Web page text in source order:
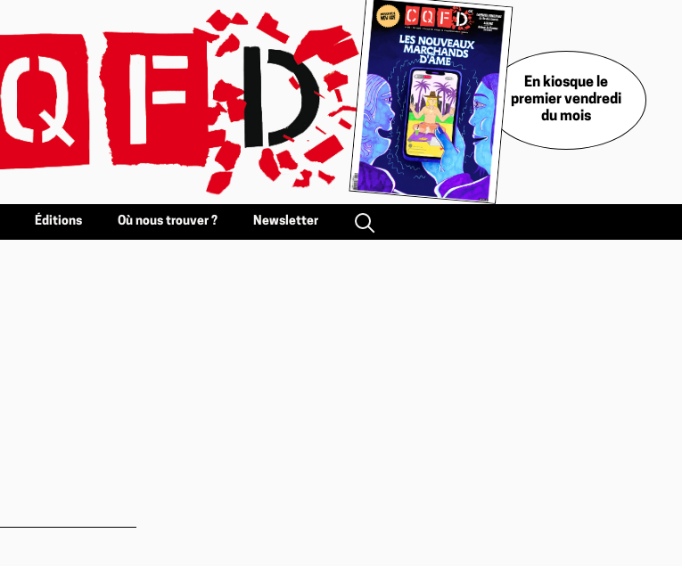
En kiosque le
premier vendredi
du mois
Éditions Où nous trouver ? Newsletter